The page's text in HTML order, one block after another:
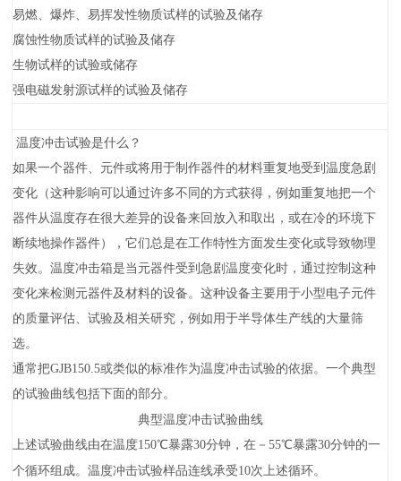
易燃、爆炸、易挥发性物质试样的试验及储存
腐蚀性物质试样的试验及储存
生物试样的试验或储存
强电磁发射源试样的试验及储存
温度冲击试验是什么？
如果一个器件、元件或将用于制作器件的材料重复地受到温度急剧
变化（这种影响可以通过许多不同的方式获得，例如重复地把一个
器件从温度存在很大差异的设备来回放入和取出，或在冷的环境下
断续地操作器件），它们总是在工作特性方面发生变化或导致物理
失效。温度冲击箱是当元器件受到急剧温度变化时，通过控制这种
变化来检测元器件及材料的设备。这种设备主要用于小型电子元件
的质量评估、试验及相关研究，例如用于半导体生产线的大量筛
选。
通常把GJB150.5或类似的标准作为温度冲击试验的依据。一个典型
的试验曲线包括下面的部分。
典型温度冲击试验曲线
上述试验曲线由在温度150℃暴露30分钟，在－55℃暴露30分钟的一
个循环组成。温度冲击试验样品连线承受10次上述循环。